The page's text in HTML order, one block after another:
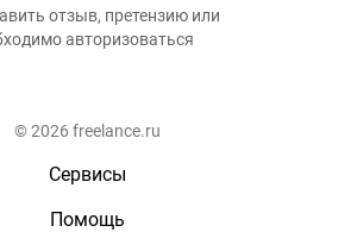
отзыв, претензию или
авторизоваться
© 2026 freelance.ru
Сервисы
Помощь